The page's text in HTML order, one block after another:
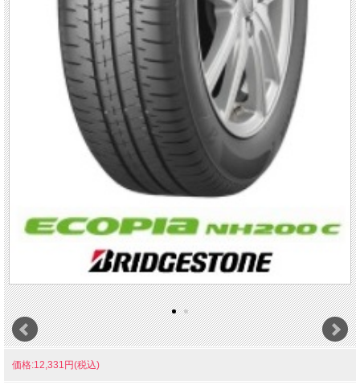
価格:12,331円(税込)